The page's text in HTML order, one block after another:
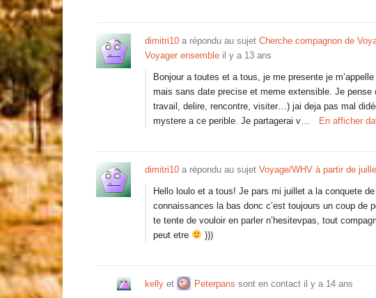
dimitri10 a répondu au sujet Cherche compagnon de
Voyager ensemble il y a 13 ans
Bonjour a toutes et a tous, je me presente je
mais sans date precise et meme extensible. Je
travail, delire, rencontre, visiter…) jai deja pas mal
mystere a ce perible. Je partagerai v…
En afficher
dimitri10 a répondu au sujet Voyage/WHV à partir de
Hello loulo et a tous! Je pars mi juillet a la conquete
connaissances la bas donc c’est toujours un coup de
te tente de vouloir en parler n’hesitevpas, tout
peut etre
)))
kelly et Peterpans sont en contact il y a 14 ans